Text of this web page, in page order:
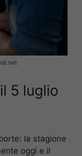
5 luglio
la stagione
oggi e il